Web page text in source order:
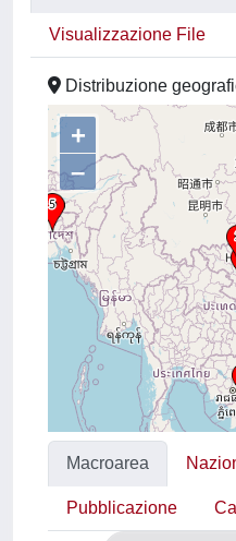
Visualizzazione File
Distribuzione
+
–
Macroarea
Pubblicazione